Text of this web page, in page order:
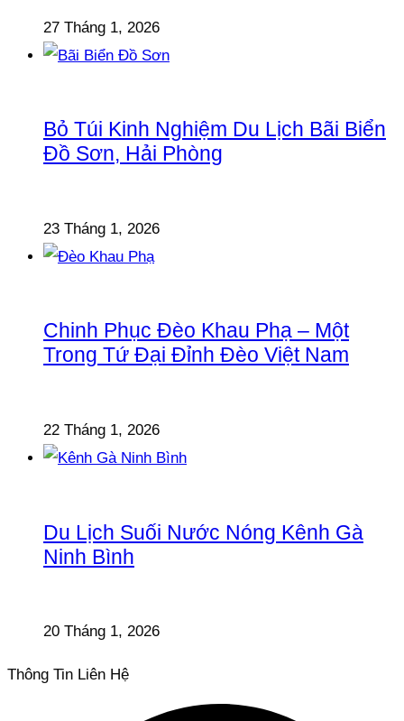
27 Tháng 1, 2026
Bỏ Túi Kinh Nghiệm Du Lịch Bãi Biển
Đồ Sơn, Hải Phòng
23 Tháng 1, 2026
Chinh Phục Đèo Khau Phạ – Một
Trong Tứ Đại Đỉnh Đèo Việt Nam
22 Tháng 1, 2026
Du Lịch Suối Nước Nóng Kênh Gà
Ninh Bình
20 Tháng 1, 2026
Thông Tin Liên Hệ